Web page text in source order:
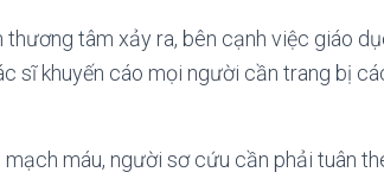
tâm xảy ra, bên cạnh việc giáo
sĩ khuyến cáo mọi người cần trang bị
máu, người sơ cứu cần phải tuân